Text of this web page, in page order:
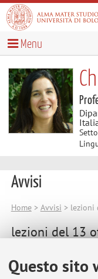
Questo sito
Menu
Avvisi
Home> Avvisi > lezioni
lezioni del 13
Pubblicato il: 12